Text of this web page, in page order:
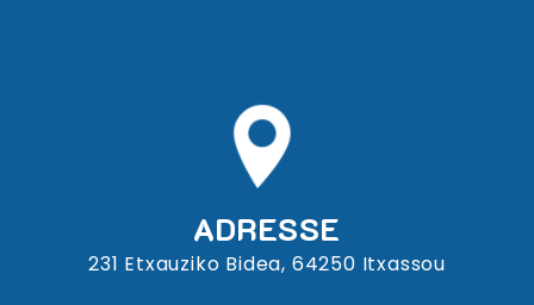
ADRESSE
231 Etxauziko Bidea, 64250 Itxassou